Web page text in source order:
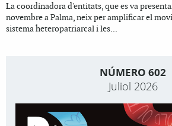
La coordinadora d'entitats, que es va
novembre a Palma, neix per amplificar el
sistema heteropatriarcal i les...
NÚMERO 602
Juliol 2026